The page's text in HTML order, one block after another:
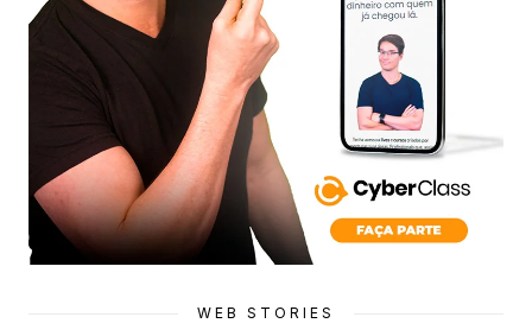
WEB STORIES